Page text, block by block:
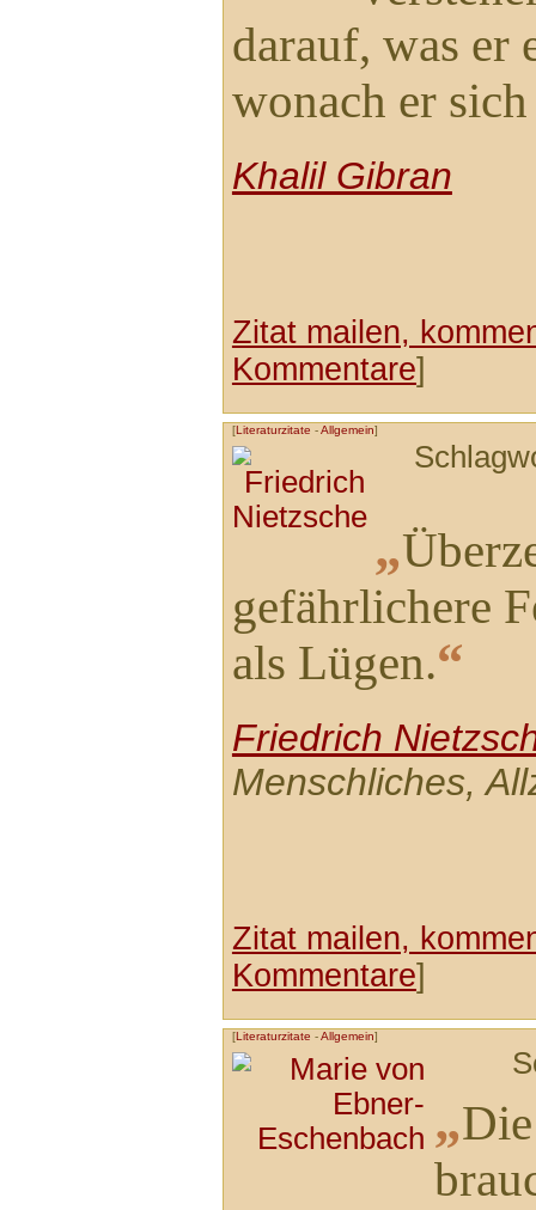
darauf, was er
wonach er
Khalil Gibran
Zitat mailen,
Kommentare]
[Literaturzitate -Allgemein]
„
gefährlichere
als Lügen.“
Friedrich
Menschliches,
Zitat mailen,
Kommentare]
[Literaturzitate -Allgemein]
„